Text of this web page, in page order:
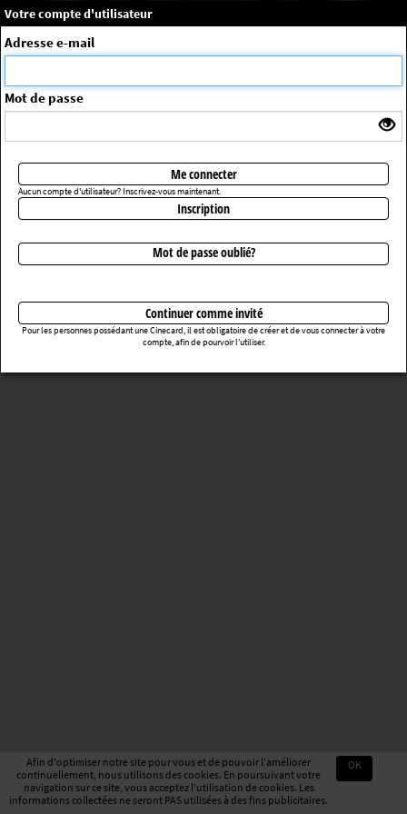
Afin d'optimiser notre site pour vous et de pouvoir l'améliorer
continuellement, nous utilisons des cookies. En poursuivant votre
navigation sur ce site, vous acceptez l'utilisation de cookies. Les
informations collectées ne seront PAS utilisées à des fins publicitaires.
OK
Message système
La séance choisie n'a pas été trouvée
Votre compte d'utilisateur
Adresse e-mail
Mot de passe
Me connecter
Aucun compte d'utilisateur? Inscrivez-vous maintenant.
Inscription
Mot de passe oublié?
Continuer comme invité
Pour les personnes possédant une Cinecard, il est obligatoire de créer et de vous connecter à votre
compte, afin de pourvoir l’utiliser.